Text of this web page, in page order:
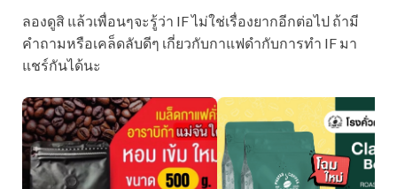
ลองดูสิ แล้วเพื่อนๆจะรู้ว่า IF ไม่ใช่เรื่องยากอีกต่อไป ถ้ามี
คำถามหรือเคล็ดลับดีๆ เกี่ยวกับกาแฟดำกับการทำ IF มา
แชร์กันได้นะ